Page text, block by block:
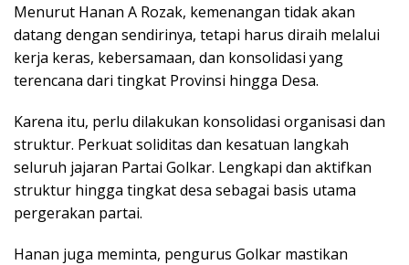
Menurut Hanan A Rozak, kemenangan tidak akan
datang dengan sendirinya, tetapi harus diraih melalui
kerja keras, kebersamaan, dan konsolidasi yang
terencana dari tingkat Provinsi hingga Desa.
Karena itu, perlu dilakukan konsolidasi organisasi dan
struktur. Perkuat soliditas dan kesatuan langkah
seluruh jajaran Partai Golkar. Lengkapi dan aktifkan
struktur hingga tingkat desa sebagai basis utama
pergerakan partai.
Hanan juga meminta, pengurus Golkar mastikan